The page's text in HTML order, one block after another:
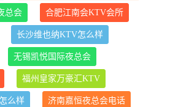
总会 合肥江南会KTV会所
长沙维也纳KTV怎么样
无锡凯悦国际夜总会
福州皇家万豪汇KTV
么样 济南嘉恒夜总会电话